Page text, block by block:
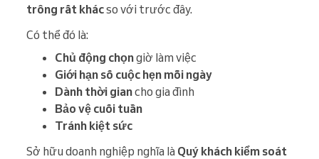
trông rất khácso với trước đây.
Có thể đó là:
Chủ động chọngiờ làm việc
Giới hạn số cuộc hẹn mỗi ngày
Dành thời giancho gia đình
Bảo vệ cuối tuần
Tránh kiệt sức
Sở hữu doanh nghiệp nghĩa là Quý khách kiểm soát